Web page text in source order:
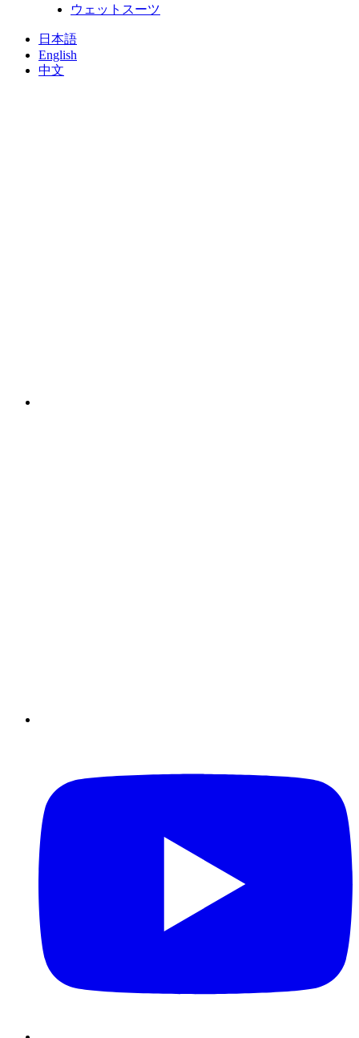
ウェットスーツ
日本語
English
中文